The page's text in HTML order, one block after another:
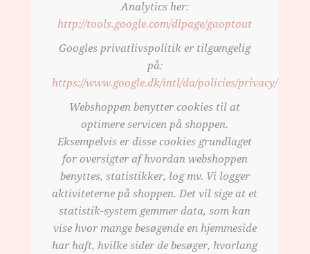
Analytics her:
http://tools.google.com/dlpage/gaoptout
Googles privatlivspolitik er tilgængelig
på:
https://www.google.dk/intl/da/policies/privacy/
Webshoppen benytter cookies til at
optimere servicen på shoppen.
Eksempelvis er disse cookies grundlaget
for oversigter af hvordan webshoppen
benyttes, statistikker, log mv. Vi logger
aktiviteterne på shoppen. Det vil sige at et
statistik-system gemmer data, som kan
vise hvor mange besøgende en hjemmeside
har haft, hvilke sider de besøger, hvorlang